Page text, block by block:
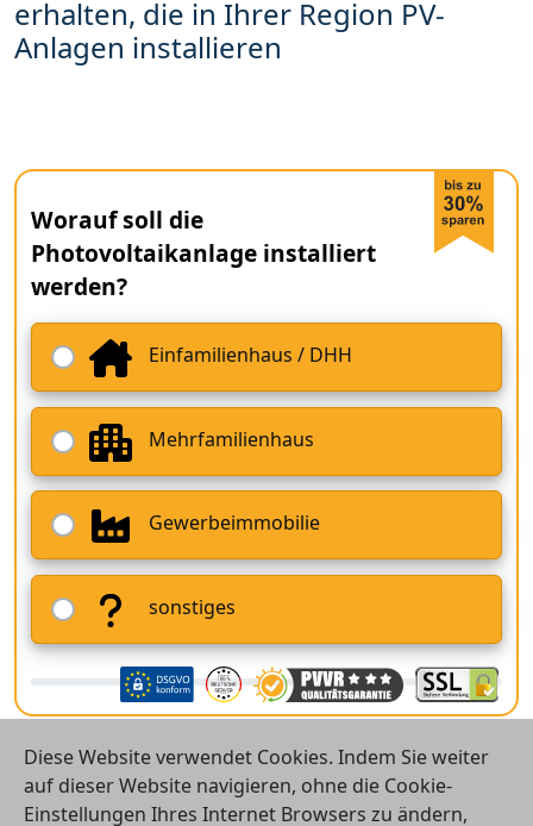
erhalten, die in Ihrer Region PV-
Anlagen installieren
Worauf soll die
Photovoltaikanlage installiert
werden?
Einfamilienhaus / DHH
Mehrfamilienhaus
Gewerbeimmobilie
sonstiges
Diese Website verwendet Cookies. Indem Sie weiter
auf dieser Website navigieren, ohne die Cookie-
Einstellungen Ihres Internet Browsers zu ändern,